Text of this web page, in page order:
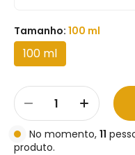
Tamanho: 100 ml
100 ml
No momento, 11
produto.